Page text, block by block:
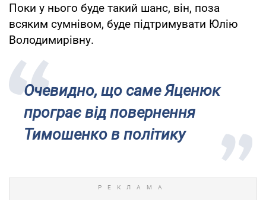
Поки у нього буде такий шанс, він, поза
всяким сумнівом, буде підтримувати Юлію
Володимирівну.
Очевидно, що саме Яценюк
програє від повернення
Тимошенко в політику